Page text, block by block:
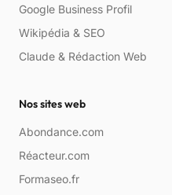
Google Business Profil
Wikipédia & SEO
Claude & Rédaction Web
Nos sites web
Abondance.com
Réacteur.com
Formaseo.fr